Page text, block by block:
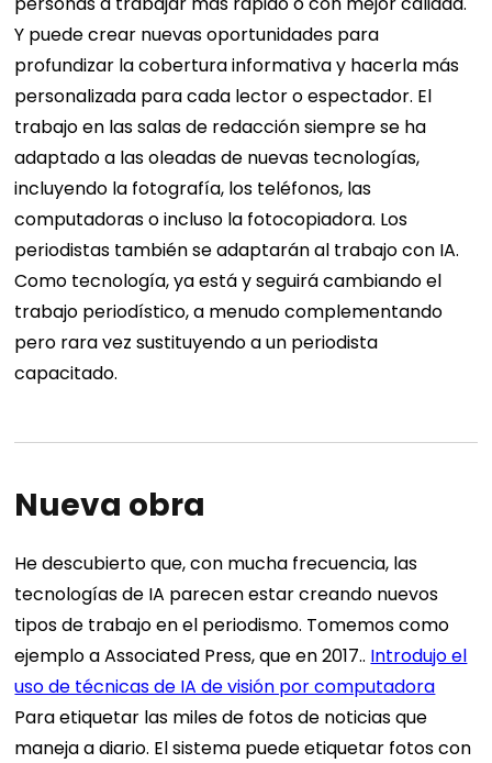
Y puede crear nuevas oportunidades para
profundizar la cobertura informativa y hacerla más
personalizada para cada lector o espectador. El
trabajo en las salas de redacción siempre se ha
adaptado a las oleadas de nuevas tecnologías,
incluyendo la fotografía, los teléfonos, las
computadoras o incluso la fotocopiadora. Los
periodistas también se adaptarán al trabajo con IA.
Como tecnología, ya está y seguirá cambiando el
trabajo periodístico, a menudo complementando
pero rara vez sustituyendo a un periodista
capacitado.
Nueva obra
He descubierto que, con mucha frecuencia, las
tecnologías de IA parecen estar creando nuevos
tipos de trabajo en el periodismo. Tomemos como
ejemplo a Associated Press, que en 2017.. Introdujo el
uso de técnicas de IA de visión por computadora
Para etiquetar las miles de fotos de noticias que
maneja a diario. El sistema puede etiquetar fotos con